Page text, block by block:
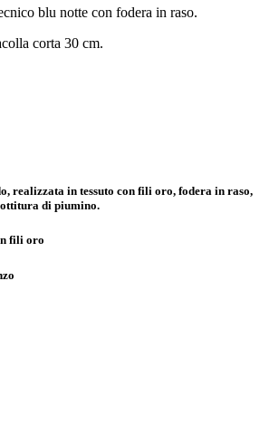
blu notte con fodera in raso.
corta 30 cm.
realizzata in tessuto con fili oro, fodera in raso,
di piumino.
fili oro